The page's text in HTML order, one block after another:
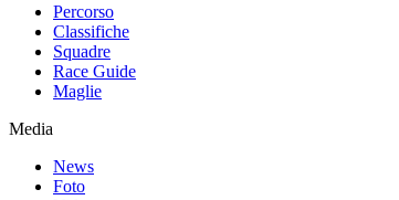
Percorso
Classifiche
Squadre
Race Guide
Maglie
Media
News
Foto